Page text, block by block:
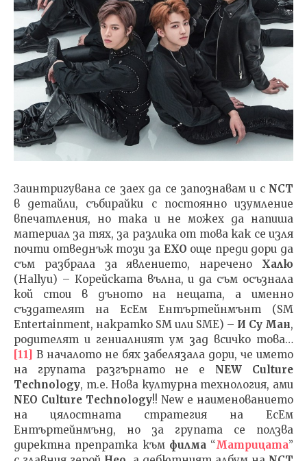
Заинтригувана се заех да се запознавам и с NCT
в детайли, събирайки с постоянно изумление
впечатления, но така и не можех да напиша
материал за тях, за разлика от това как се изля
почти отведнъж този за EXO още преди дори да
съм разбрала за явлението, наречено Халю
(Hallyu) – Корейската вълна, и да съм осъзнала
кой стои в дъното на нещата, а именно
създателят на ЕсЕм Ентъртейнмънт (SM
Entertainment, накратко SM или SME) – И Су Ман,
родителят и гениалният ум зад всичко това…
[11] В началото не бях забелязала дори, че името
на групата разгърнато не е NEW Culture
Technology, т.е. Нова културна технология, aми
NEO Culture Technology!! New е наименованието
на цялостната стратегия на ЕсЕм
Ентъртейнмънд, но за групата се ползва
директна препратка към филма “Матрицата”